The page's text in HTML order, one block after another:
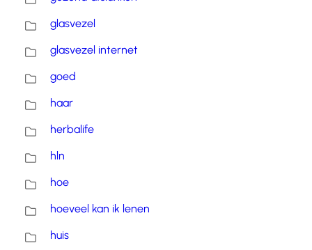
glasvezel
glasvezel internet
goed
haar
herbalife
hln
hoe
hoeveel kan ik lenen
huis